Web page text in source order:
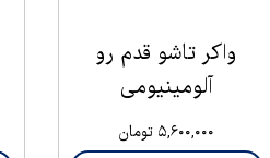
واکر تاشو قدم رو
آلومینیومی
۵,۶۰۰,۰۰۰ تومان